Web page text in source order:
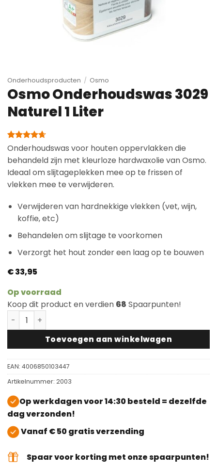
Onderhoudsproducten / Osmo
Osmo Onderhoudswas 3029
Naturel 1 Liter
Gewaardeerd
4.63op 5
gebaseerd
op
8
klantbeoordelingen
Onderhoudswas voor houten oppervlakken die
behandeld zijn met kleurloze hardwaxolie van Osmo.
Ideaal om slijtageplekken mee op te frissen of
vlekken mee te verwijderen.
Verwijderen van hardnekkige vlekken (vet, wijn,
koffie, etc)
Behandelen om slijtage te voorkomen
Verzorgt het hout zonder een laag op te bouwen
€33,95
Op voorraad
Koop dit product en verdien 68 Spaarpunten!
Osmo Onderhoudswas 3029 Naturel 1 Liter aantal
Toevoegen aan winkelwagen
EAN: 4006850103447
Artikelnummer: 2003
Op werkdagen voor 14:30 besteld = dezelfde
dag verzonden!
Vanaf € 50 gratis verzending
Spaar voor korting met onze spaarpunten!